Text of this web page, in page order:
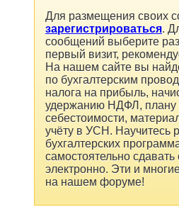
Для размещения своих
зарегистрироваться.
сообщений выберите
первый визит,
На нашем сайте вы
по бухгалтерским
налога на прибыль,
удержанию НДФЛ, плану
себестоимости,
учёту в УСН. Научитесь
бухгалтерских
самостоятельно сдавать
электронно. Эти и
на нашем форуме!